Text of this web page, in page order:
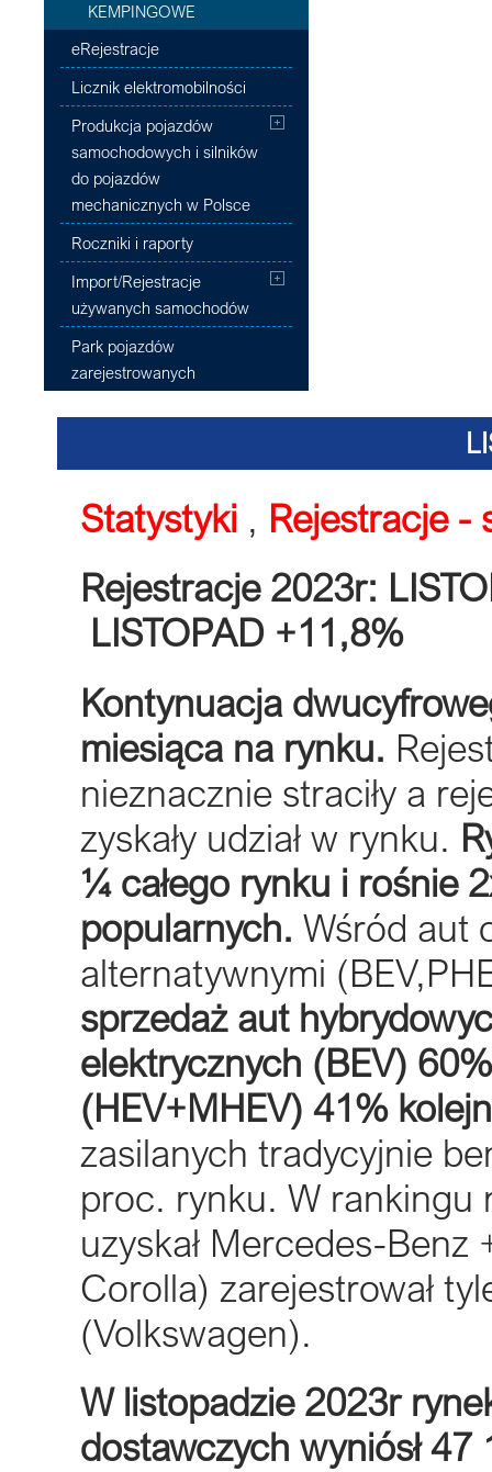
KEMPINGOWE
eRejestracje
Licznik elektromobilności
Produkcja pojazdów
samochodowych i silników
do pojazdów
mechanicznych w Polsce
Roczniki i raporty
Import/Rejestracje
używanych samochodów
Park pojazdów
zarejestrowanych
Statystyki , Rejestracje -
Rejestracje 2023r:
LISTOPAD +11,8%
Kontynuacja
miesiąca na rynku.
nieznacznie straciły a
zyskały udział w rynku.
¼ całego rynku i rośnie
popularnych. Wśród aut
alternatywnymi
sprzedaż aut
elektrycznych (BEV)
(HEV+MHEV) 41%
zasilanych tradycyjnie
proc. rynku. W rankingu
uzyskał Mercedes-
Corolla) zarejestrował
(Volkswagen).
W listopadzie 2023r
dostawczych wyniósł 47